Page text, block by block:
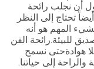
أن نجلب رائحة
تحتاج إلى النظر
المهم هو أنه
للبيئة.رائحة الفن
هوادةحتى نسمح
والراحة إلى حياتنا.